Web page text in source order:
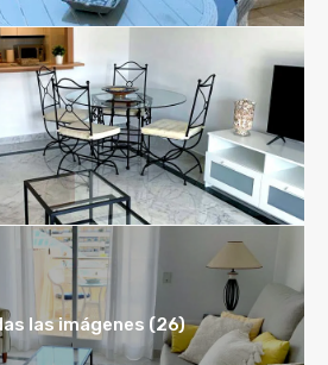
las imágenes (26)